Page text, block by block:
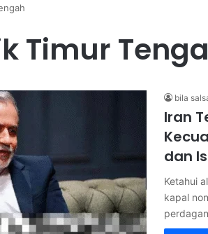
Timur
bila
Iran
dan
Ketahui
kapal